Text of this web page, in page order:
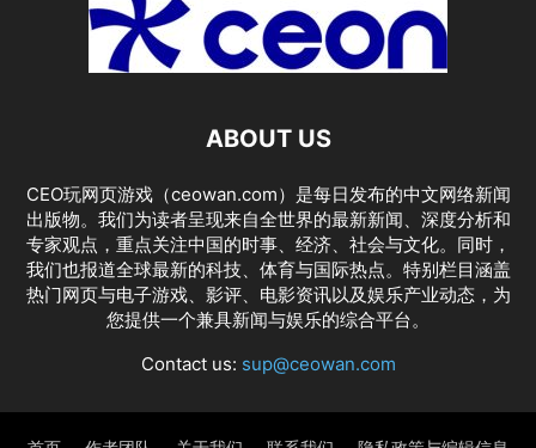
ABOUT US
CEO玩网页游戏（ceowan.com）是每日发布的中文网络新闻
出版物。我们为读者呈现来自全世界的最新新闻、深度分析和
专家观点，重点关注中国的时事、经济、社会与文化。同时，
我们也报道全球最新的科技、体育与国际热点。特别栏目涵盖
热门网页与电子游戏、影评、电影资讯以及娱乐产业动态，为
您提供一个兼具新闻与娱乐的综合平台。
Contact us: sup@ceowan.com